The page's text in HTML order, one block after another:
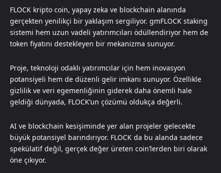
FLOCK kripto coin, yapay zeka ve blockchain alanında
gerçekten yenilikçi bir yaklaşım sergiliyor. gmFLOCK staking
sistemi hem uzun vadeli yatırımcıları ödüllendiriyor hem de
token fiyatını destekleyen bir mekanizma sunuyor.
Proje, teknoloji odaklı yatırımcılar için hem inovasyon
potansiyeli hem de düzenli gelir imkanı sunuyor. Özellikle
gizlilik ve veri egemenliğinin giderek daha önemli hale
geldiği dünyada, FLOCK’un çözümü oldukça değerli.
AI ve blockchain kesişiminde yer alan projeler gelecekte
büyük potansiyel barındırıyor. FLOCK da bu alanda sadece
spekülatif değil, gerçek değer üreten coin’lerden biri olarak
öne çıkıyor.